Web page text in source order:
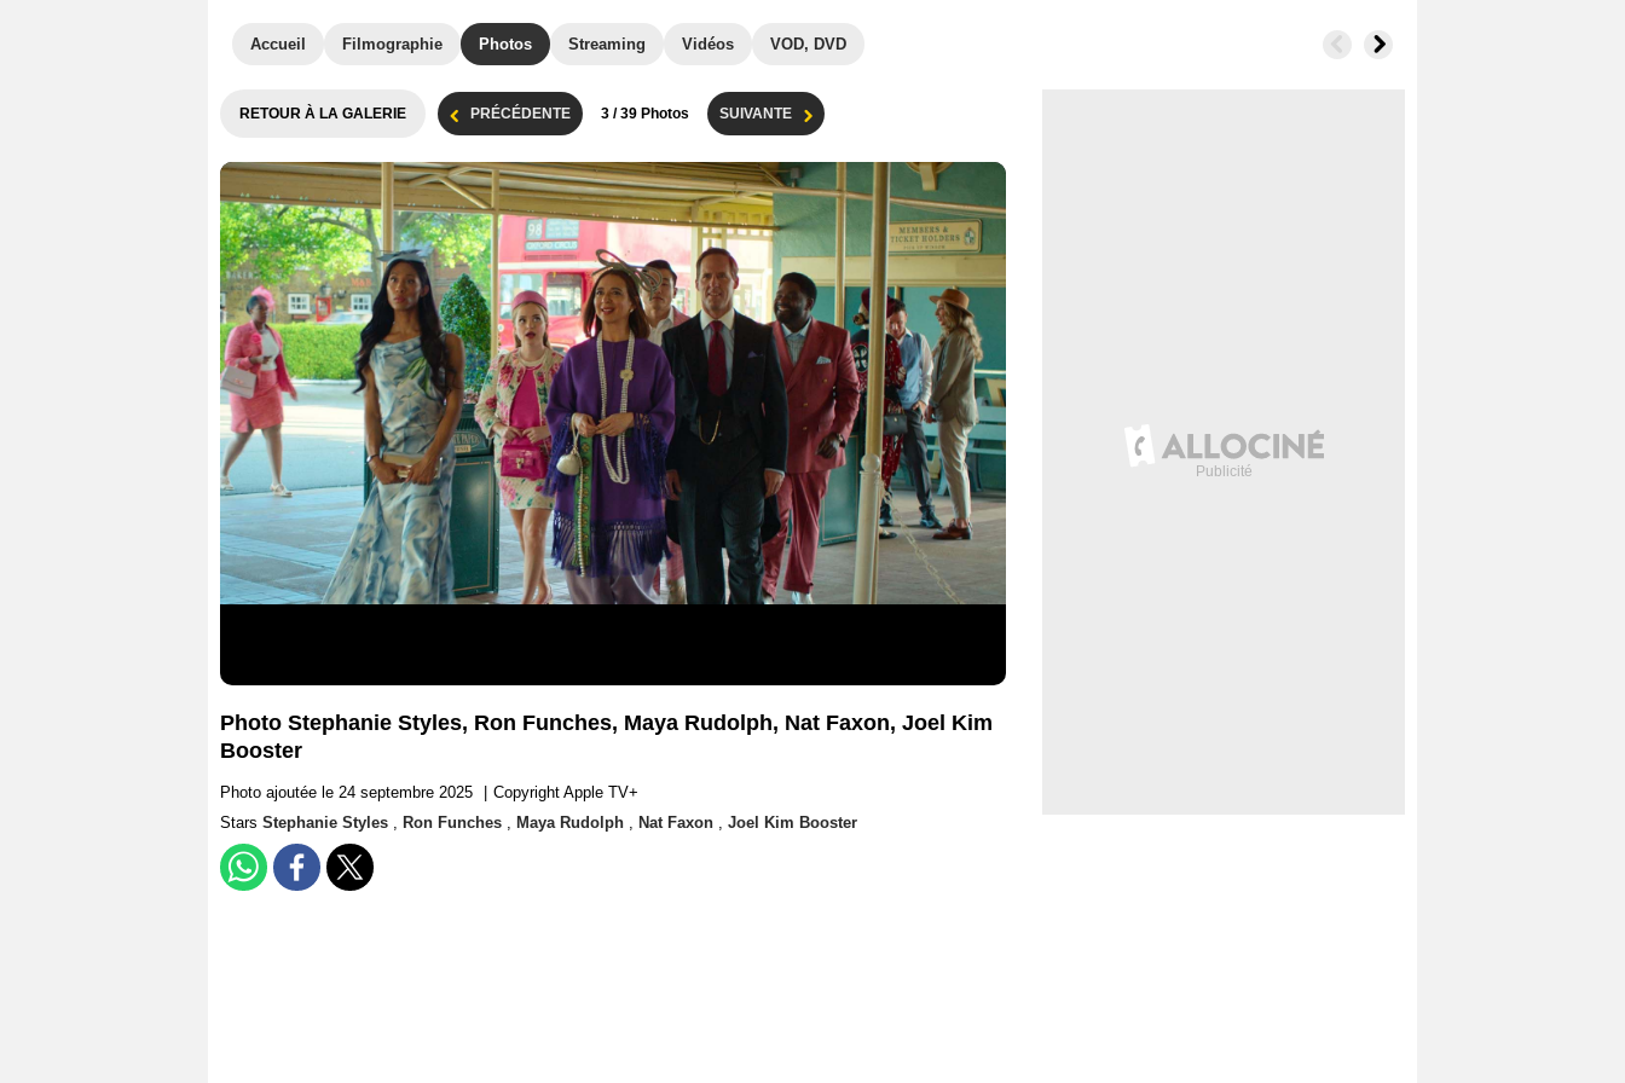
Accueil Filmographie Photos Streaming Vidéos VOD, DVD
RETOUR À LA GALERIE PRÉCÉDENTE 3 / 39 Photos SUIVANTE
Photo Stephanie Styles, Ron Funches, Maya Rudolph, Nat Faxon, Joel Kim
Booster
Photo ajoutée le 24 septembre 2025
Copyright Apple TV+
Stars Stephanie Styles , Ron Funches , Maya Rudolph , Nat Faxon , Joel Kim Booster